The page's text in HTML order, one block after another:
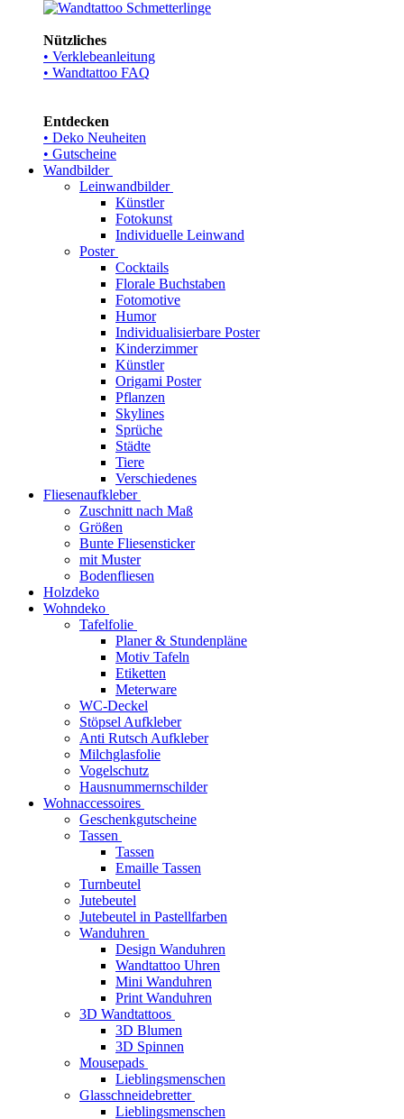
Nützliches
• Verklebeanleitung
• Wandtattoo FAQ
Entdecken
• Deko Neuheiten
• Gutscheine
Wandbilder
Leinwandbilder
Künstler
Fotokunst
Individuelle Leinwand
Poster
Cocktails
Florale Buchstaben
Fotomotive
Humor
Individualisierbare Poster
Kinderzimmer
Künstler
Origami Poster
Pflanzen
Skylines
Sprüche
Städte
Tiere
Verschiedenes
Fliesenaufkleber
Zuschnitt nach Maß
Größen
Bunte Fliesensticker
mit Muster
Bodenfliesen
Holzdeko
Wohndeko
Tafelfolie
Planer & Stundenpläne
Motiv Tafeln
Etiketten
Meterware
WC-Deckel
Stöpsel Aufkleber
Anti Rutsch Aufkleber
Milchglasfolie
Vogelschutz
Hausnummernschilder
Wohnaccessoires
Geschenkgutscheine
Tassen
Tassen
Emaille Tassen
Turnbeutel
Jutebeutel
Jutebeutel in Pastellfarben
Wanduhren
Design Wanduhren
Wandtattoo Uhren
Mini Wanduhren
Print Wanduhren
3D Wandtattoos
3D Blumen
3D Spinnen
Mousepads
Lieblingsmenschen
Glasschneidebretter
Lieblingsmenschen